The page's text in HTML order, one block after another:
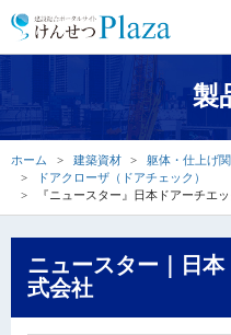
製
ホーム 建築資材 躯体・仕上げ
ドアクローザ（ドアチェック）
『ニュースター』日本ドアーチエ
ニュースター｜日
式会社